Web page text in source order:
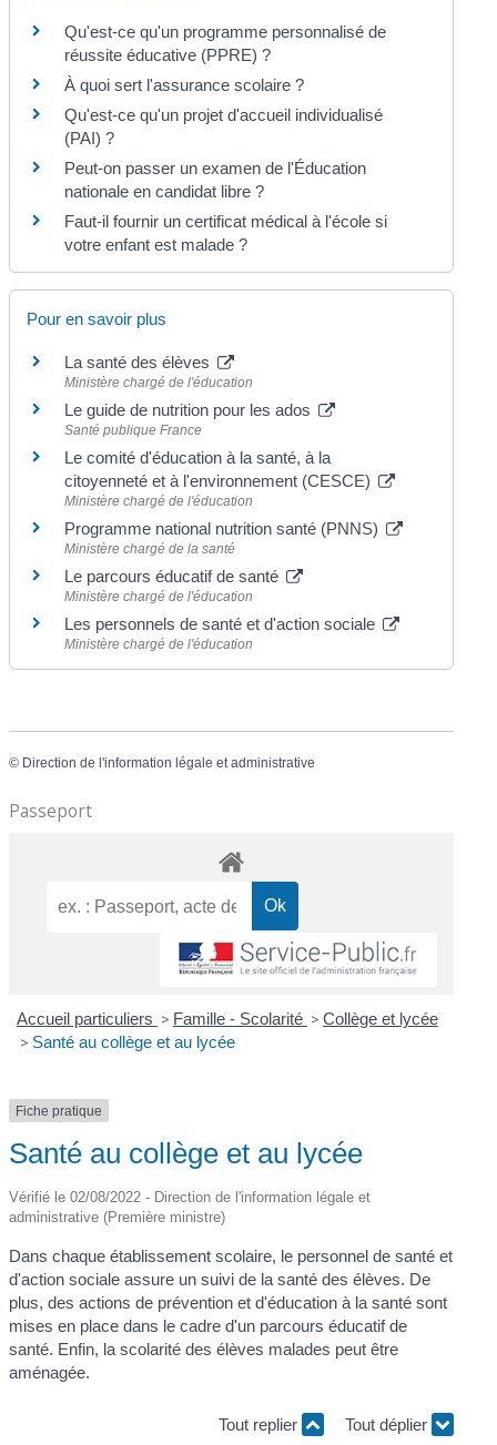
Qu'est-ce qu'un programme personnalisé de
réussite éducative (PPRE) ?
À quoi sert l'assurance scolaire ?
Qu'est-ce qu'un projet d'accueil individualisé
(PAI) ?
Peut-on passer un examen de l'Éducation
nationale en candidat libre ?
Faut-il fournir un certificat médical à l'école si
votre enfant est malade ?
Pour en savoir plus
La santé des élèves
Ministère chargé de l'éducation
Le guide de nutrition pour les ados
Santé publique France
Le comité d'éducation à la santé, à la
citoyenneté et à l'environnement (CESCE)
Ministère chargé de l'éducation
Programme national nutrition santé (PNNS)
Ministère chargé de la santé
Le parcours éducatif de santé
Ministère chargé de l'éducation
Les personnels de santé et d'action sociale
Ministère chargé de l'éducation
© Direction de l'information légale et administrative
Passeport
Accueil particuliers > Famille - Scolarité > Collège et lycée
> Santé au collège et au lycée
Fiche pratique
Santé au collège et au lycée
Vérifié le 02/08/2022 - Direction de l'information légale et
administrative (Première ministre)
Dans chaque établissement scolaire, le personnel de santé et
d'action sociale assure un suivi de la santé des élèves. De
plus, des actions de prévention et d'éducation à la santé sont
mises en place dans le cadre d'un parcours éducatif de
santé. Enfin, la scolarité des élèves malades peut être
aménagée.
Tout replier Tout déplier